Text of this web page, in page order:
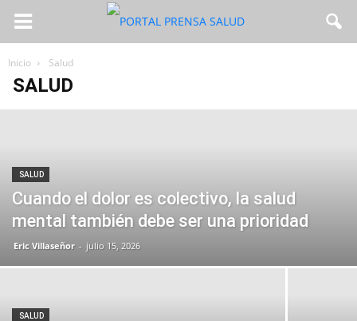
Inicio Salud
SALUD
SALUD
Cuando el dolor es colectivo, la salud
mental también debe ser una prioridad
Eric Villaseñor - julio 15, 2026
SALUD